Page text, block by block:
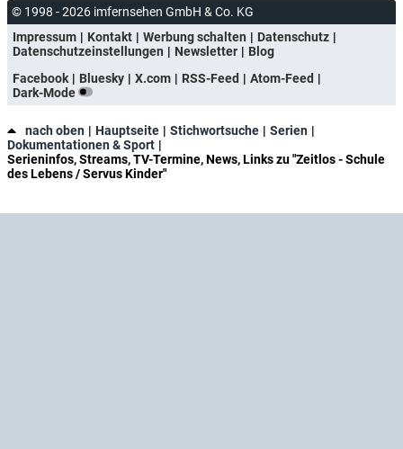
© 1998 - 2026 imfernsehen GmbH & Co. KG
Impressum
Kontakt Werbung schalten
Datenschutz
Datenschutzeinstellungen
Newsletter
Blog
Facebook
Bluesky X.com RSS-Feed
Atom-Feed
Dark-Mode
nach oben Hauptseite Stichwortsuche
Serien
Dokumentationen & Sport
Serieninfos, Streams, TV-Termine, News, Links zu "Zeitlos - Schule
des Lebens / Servus Kinder"